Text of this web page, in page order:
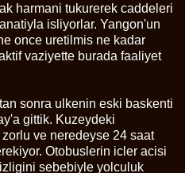
harmani tukurerek caddeleri
isliyorlar. Yangon'un
once uretilmis ne kadar
vaziyette burada faaliyet
sonra ulkenin eski baskenti
gittik. Kuzeydeki
ve neredeyse 24 saat
Otobuslerin icler acisi
sebebiyle yolculuk